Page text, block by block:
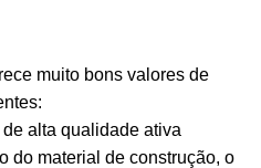
muito bons valores de
alta qualidade ativa
do material de construção, o